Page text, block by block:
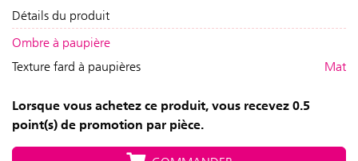
Détails du produit
Ombre à paupière
Texture fard à paupières
Mat
Lorsque vous achetez ce produit, vous recevez 0.5
point(s) de promotion par pièce.